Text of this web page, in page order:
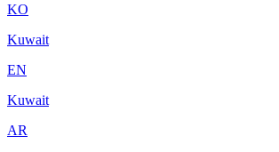
KO
Kuwait
EN
Kuwait
AR